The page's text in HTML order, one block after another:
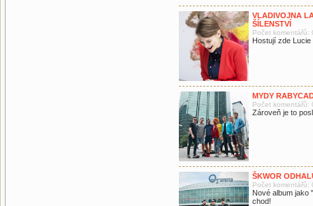
VLADIVOJNA
ŠÍLENSTVÍ
Počet komentářů:
Hostují zde
MYDY
Počet komentářů:
Zároveň je to
ŠKWOR
Počet komentářů:
Nové album jako
chod!